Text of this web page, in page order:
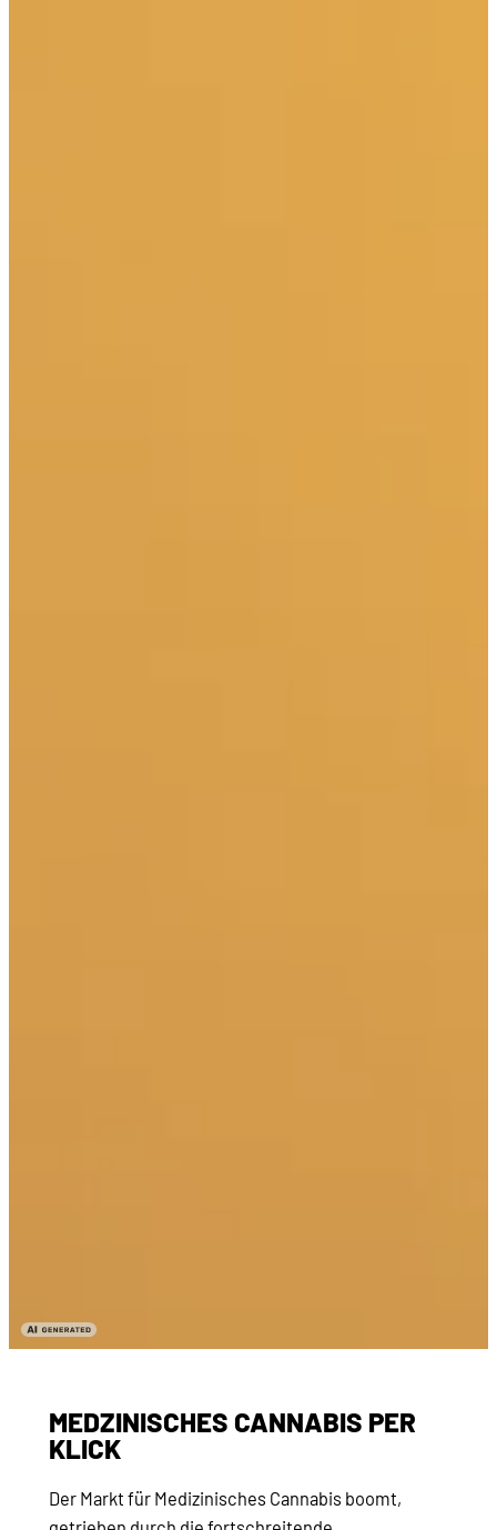
MEDZINISCHES CANNABIS PER
KLICK
Der Markt für Medizinisches Cannabis boomt,